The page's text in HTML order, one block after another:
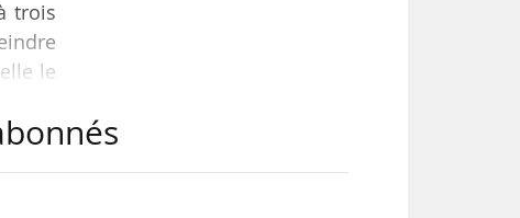
trois
le